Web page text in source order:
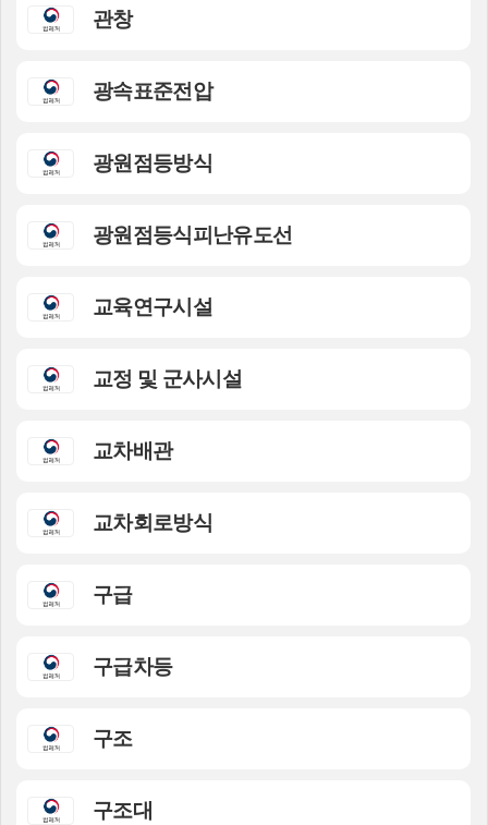
관창
광속표준전압
광원점등방식
광원점등식피난유도선
교육연구시설
교정 및 군사시설
교차배관
교차회로방식
구급
구급차등
구조
구조대